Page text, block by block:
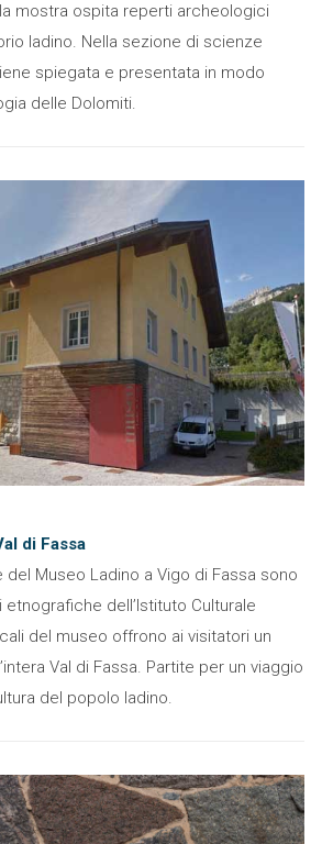
mostra ospita reperti archeologici
ladino. Nella sezione di scienze
spiegata e presentata in modo
delle Dolomiti.
di Fassa
Museo Ladino a Vigo di Fassa sono
dell’Istituto Culturale
del museo offrono ai visitatori un
Val di Fassa. Partite per un viaggio
del popolo ladino.